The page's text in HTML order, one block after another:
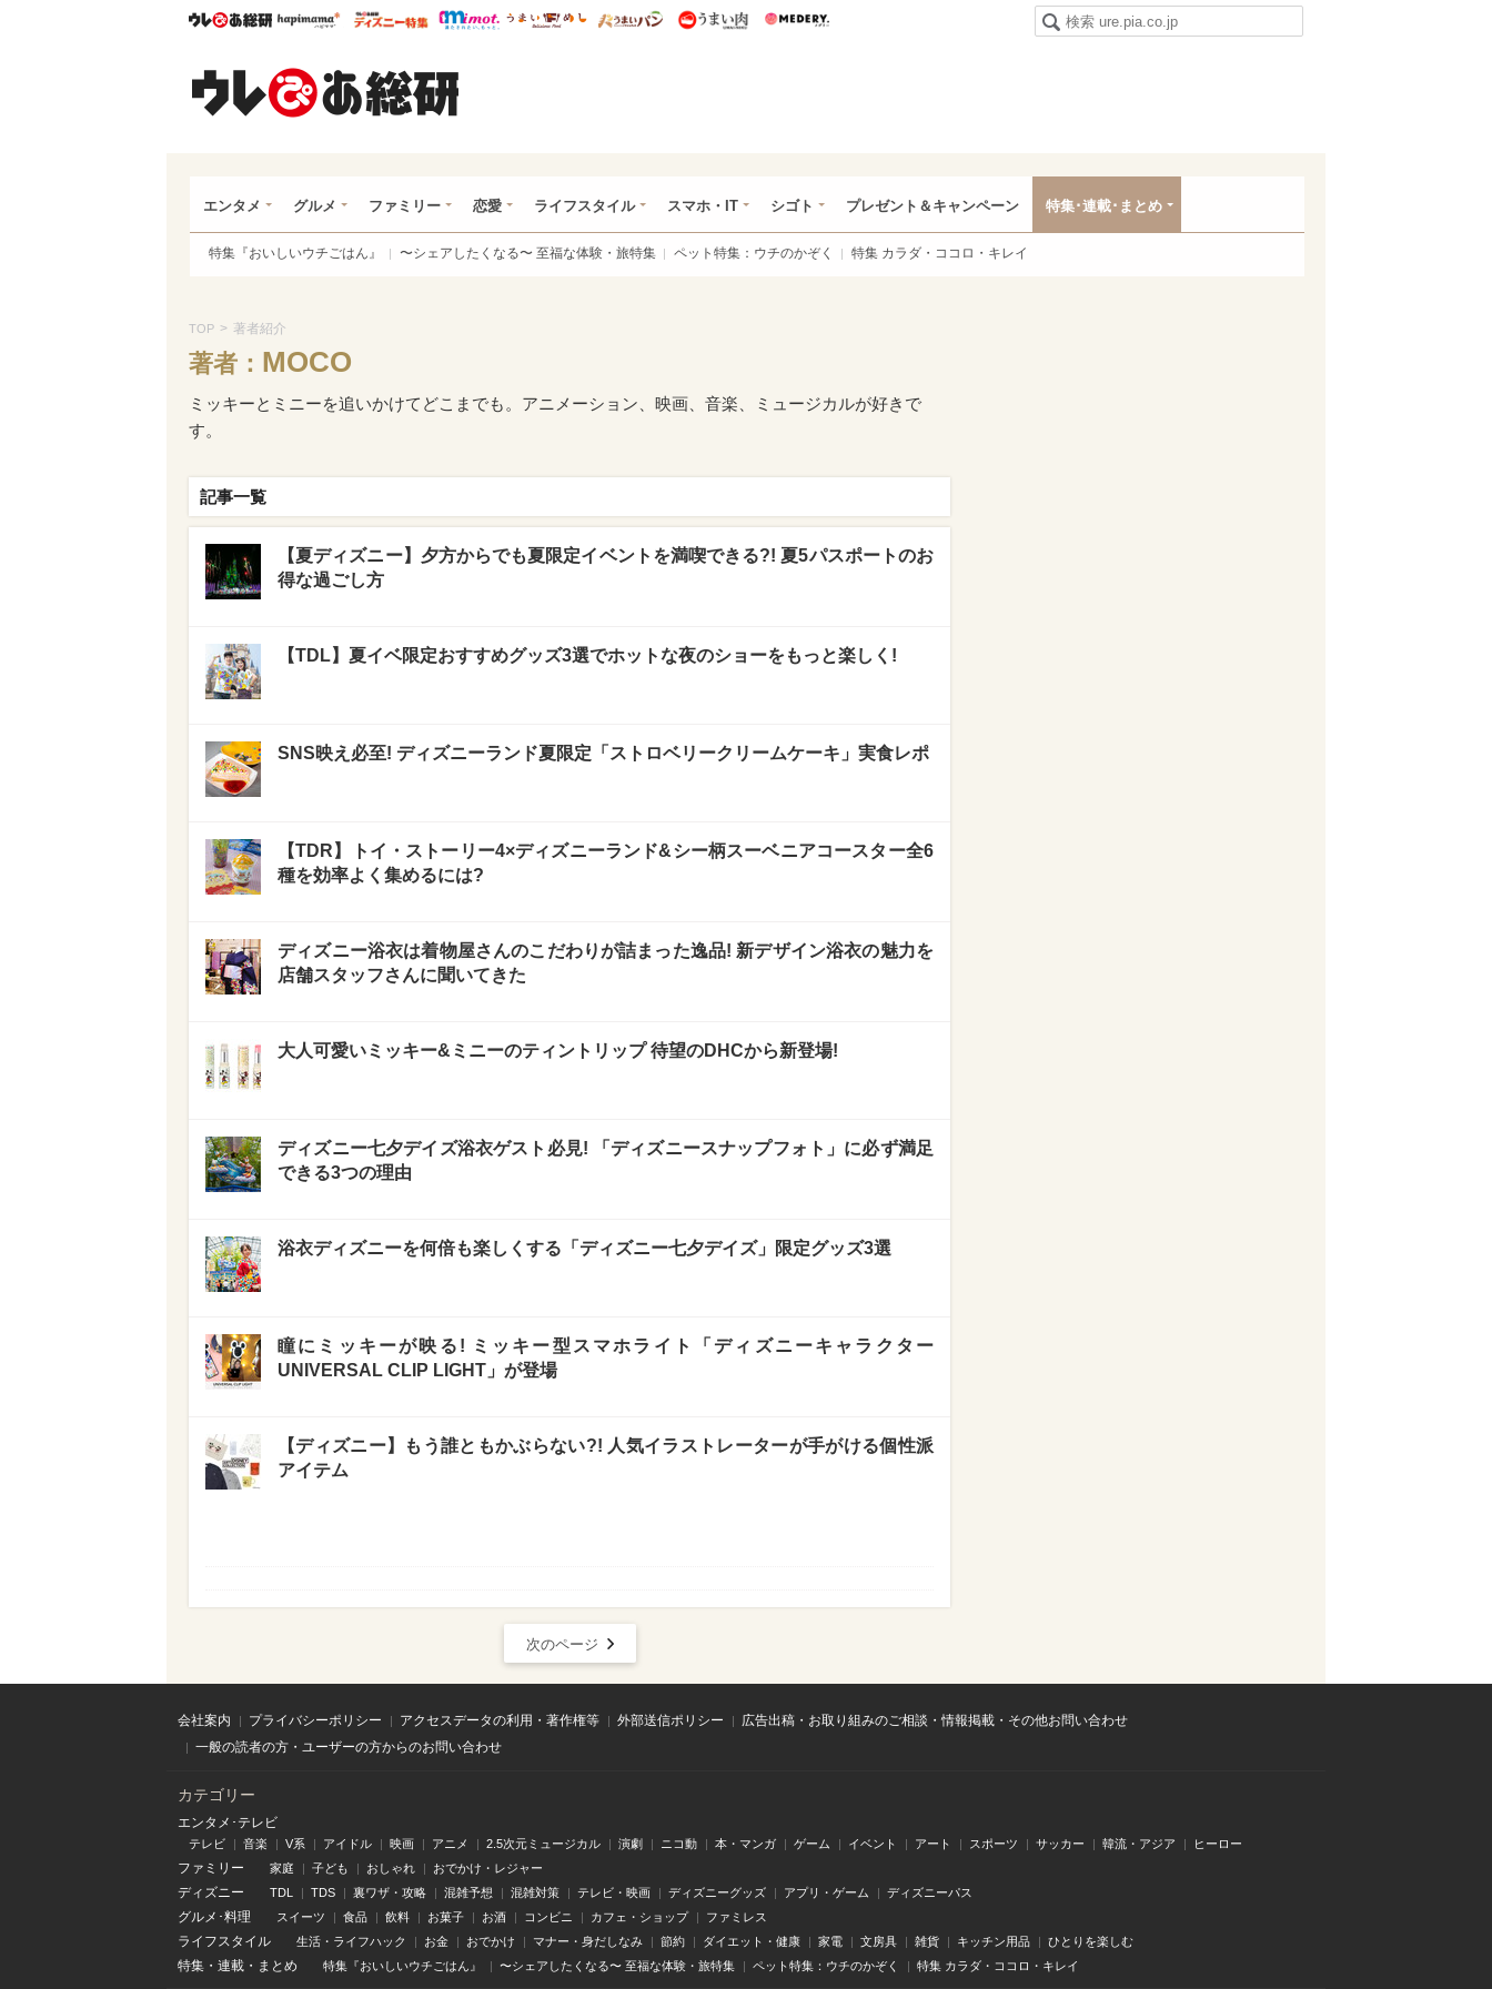
ウレぴあ総研ハピママ* ウレぴあ総研 ディズニー特集
mimot. うまいめし うまいパン うまい肉
エンタメ グルメ ファミリー 恋愛 ライフスタイル スマホ・IT シゴト プレゼント＆キャンペーン 特集･連載･まとめ
特集『おいしいウチごはん』 〜シェアしたくなる〜 至福な体験・旅特集 ペット特集：ウチのかぞく 特集 カラダ・ココロ・キレイ
TOP > 著者紹介
著者： MOCO
ミッキーとミニーを追いかけてどこまでも。アニメーション、映画、音楽、ミュージカルが好きで
す。
記事一覧
【夏ディズニー】夕方からでも夏限定イベントを満喫できる?! 夏5パスポートのお
得な過ごし方
【TDL】夏イベ限定おすすめグッズ3選でホットな夜のショーをもっと楽しく!
SNS映え必至! ディズニーランド夏限定「ストロベリークリームケーキ」実食レポ
【TDR】トイ・ストーリー4×ディズニーランド&シー柄スーベニアコースター全6
種を効率よく集めるには?
ディズニー浴衣は着物屋さんのこだわりが詰まった逸品! 新デザイン浴衣の魅力を
店舗スタッフさんに聞いてきた
大人可愛いミッキー&ミニーのティントリップ 待望のDHCから新登場!
ディズニー七夕デイズ浴衣ゲスト必見! 「ディズニースナップフォト」に必ず満足
できる3つの理由
浴衣ディズニーを何倍も楽しくする「ディズニー七夕デイズ」限定グッズ3選
瞳にミッキーが映る! ミッキー型スマホライト「ディズニーキャラクター
UNIVERSAL CLIP LIGHT」が登場
【ディズニー】もう誰ともかぶらない?! 人気イラストレーターが手がける個性派
アイテム
次のページ
会社案内 プライバシーポリシー アクセスデータの利用・著作権等 外部送信ポリシー
広告出稿・お取り組みのご相談・情報掲載・その他お問い合わせ
一般の読者の方・ユーザーの方からのお問い合わせ
カテゴリー
エンタメ･テレビ
テレビ 音楽 V系 アイドル 映画 アニメ 2.5次元ミュージカル 演劇 ニコ動 本・マンガ ゲーム イベント アート スポーツ サッカー 韓流・アジア ヒーロー
ファミリー 家庭 子ども おしゃれ おでかけ・レジャー
ディズニー TDL TDS 裏ワザ・攻略 混雑予想 混雑対策 テレビ・映画 ディズニーグッズ アプリ・ゲーム ディズニーパス
グルメ･料理 スイーツ 食品 飲料 お菓子 お酒 コンビニ カフェ・ショップ ファミレス
ライフスタイル 生活・ライフハック お金 おでかけ マナー・身だしなみ 節約 ダイエット・健康 家電 文房具 雑貨 キッチン用品 ひとりを楽しむ
特集 ・ 連載 ・ まとめ 特集『おいしいウチごはん』 〜シェアしたくなる〜 至福な体験・旅特集 ペット特集：ウチのかぞく 特集 カラダ・ココロ・キレイ